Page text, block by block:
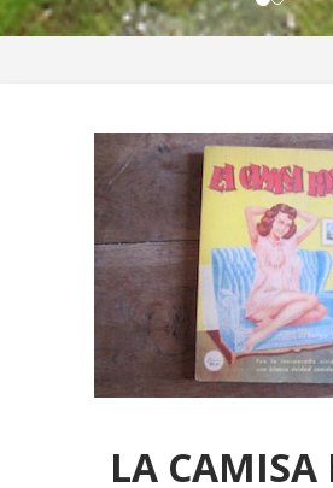
LA CAMISA